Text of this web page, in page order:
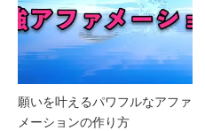
願いを叶えるパワフルなアファ
メーションの作り方